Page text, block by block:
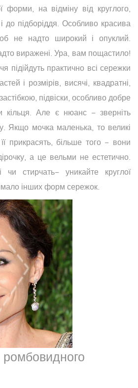
форми, на відміну від круглого,
до підборіддя. Особливо красива
не надто широкий і опуклий.
виражені. Ура, вам пощастило!
підійдуть практично всі сережки
і розмірів, висячі, квадратні,
підвіски, особливо добре
кільця. Але є нюанс − зверніть
Якщо мочка маленька, то великі
прикрасять, більше того − вони
а це вельми не естетично.
стирчать− уникайте круглої
інших форм сережок.